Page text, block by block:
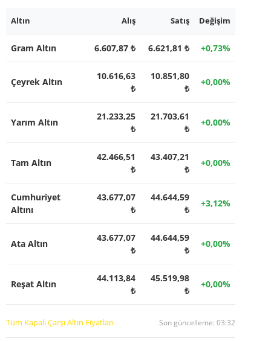
Altın Alış Satış Değişim
Gram Altın 6.607,87 ₺ 6.621,81 ₺ +0,73%
Çeyrek Altın
10.616,63
₺
10.851,80
₺
+0,00%
Yarım Altın
21.233,25
₺
21.703,61
₺
+0,00%
Tam Altın
42.466,51
₺
43.407,21
₺
+0,00%
Cumhuriyet
Altını
43.677,07
₺
44.644,59
₺
+3,12%
Ata Altın
43.677,07
₺
44.644,59
₺
+0,00%
Reşat Altın
44.113,84
₺
45.519,98
₺
+0,00%
Tüm Kapalı Çarşı Altın Fiyatları Son güncelleme: 03:32